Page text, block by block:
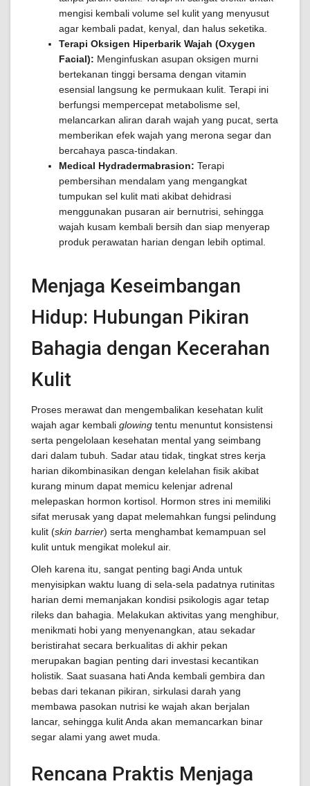
mengisi kembali volume sel kulit yang menyusut
agar kembali padat, kenyal, dan halus seketika.
Terapi Oksigen Hiperbarik Wajah (Oxygen
Facial): Menginfuskan asupan oksigen murni
bertekanan tinggi bersama dengan vitamin
esensial langsung ke permukaan kulit. Terapi ini
berfungsi mempercepat metabolisme sel,
melancarkan aliran darah wajah yang pucat, serta
memberikan efek wajah yang merona segar dan
bercahaya pasca-tindakan.
Medical Hydradermabrasion: Terapi
pembersihan mendalam yang mengangkat
tumpukan sel kulit mati akibat dehidrasi
menggunakan pusaran air bernutrisi, sehingga
wajah kusam kembali bersih dan siap menyerap
produk perawatan harian dengan lebih optimal.
Menjaga Keseimbangan
Hidup: Hubungan Pikiran
Bahagia dengan Kecerahan
Kulit
Proses merawat dan mengembalikan kesehatan kulit
wajah agar kembali glowing tentu menuntut konsistensi
serta pengelolaan kesehatan mental yang seimbang
dari dalam tubuh. Sadar atau tidak, tingkat stres kerja
harian dikombinasikan dengan kelelahan fisik akibat
kurang minum dapat memicu kelenjar adrenal
melepaskan hormon kortisol. Hormon stres ini memiliki
sifat merusak yang dapat melemahkan fungsi pelindung
kulit (skin barrier) serta menghambat kemampuan sel
kulit untuk mengikat molekul air.
Oleh karena itu, sangat penting bagi Anda untuk
menyisipkan waktu luang di sela-sela padatnya rutinitas
harian demi memanjakan kondisi psikologis agar tetap
rileks dan bahagia. Melakukan aktivitas yang menghibur,
menikmati hobi yang menyenangkan, atau sekadar
beristirahat secara berkualitas di akhir pekan
merupakan bagian penting dari investasi kecantikan
holistik. Saat suasana hati Anda kembali gembira dan
bebas dari tekanan pikiran, sirkulasi darah yang
membawa pasokan nutrisi ke wajah akan berjalan
lancar, sehingga kulit Anda akan memancarkan binar
segar alami yang awet muda.
Rencana Praktis Menjaga